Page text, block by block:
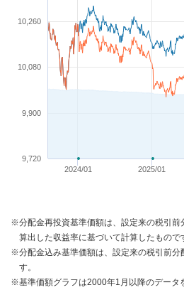
2024/01 2025/01
9,720
9,900
10,080
10,260
※分配金再投資基準価額は、設定来の税引前
算出した収益率に基づいて計算したもので
※分配金込み基準価額は、設定来の税引前分
す。
※基準価額グラフは2000年1月以降のデータ